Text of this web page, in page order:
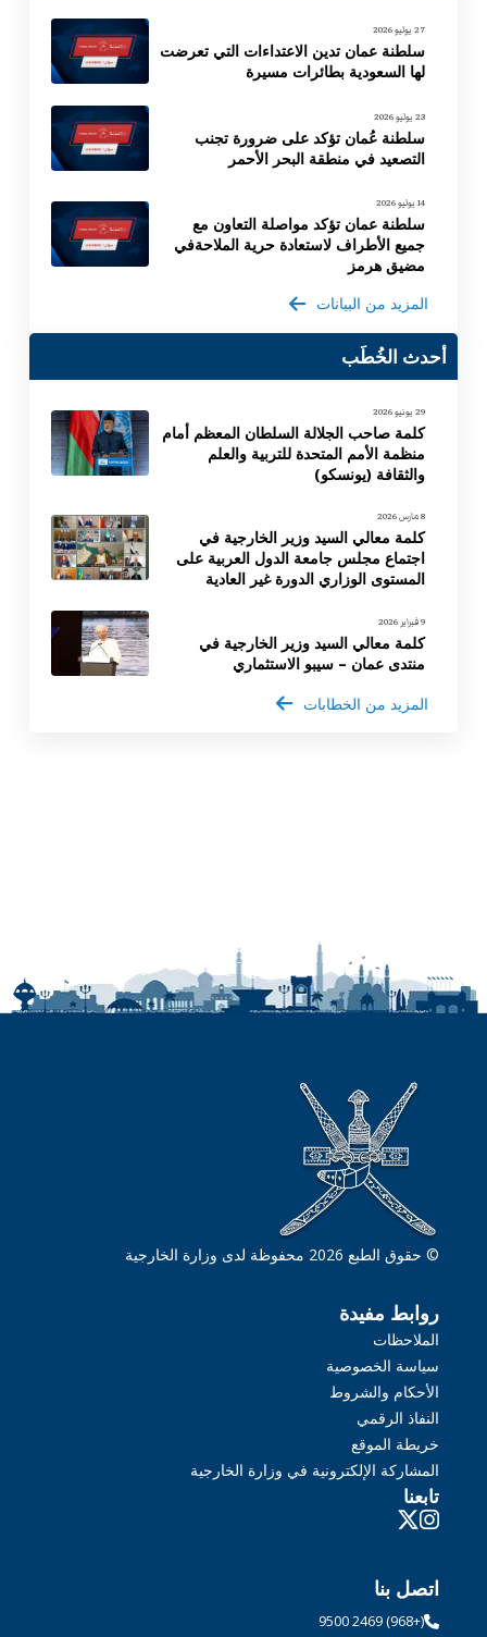
27 يوليو 2026
سلطنة عمان تدين الاعتداءات التي تعرضت
لها السعودية بطائرات مسيرة
23 يوليو 2026
سلطنة عُمان تؤكد على ضرورة تجنب
التصعيد في منطقة البحر الأحمر
14 يوليو 2026
سلطنة عمان تؤكد مواصلة التعاون مع
جميع الأطراف لاستعادة حرية الملاحةفي
مضيق هرمز
المزيد من البيانات
أحدث الخُطَب
29 يونيو 2026
كلمة صاحب الجلالة السلطان المعظم أمام
منظمة الأمم المتحدة للتربية والعلم
والثقافة (يونسكو)
8 مارس 2026
كلمة معالي السيد وزير الخارجية في
اجتماع مجلس جامعة الدول العربية على
المستوى الوزاري الدورة غير العادية
9 فبراير 2026
كلمة معالي السيد وزير الخارجية في
منتدى عمان – سيبو الاستثماري
المزيد من الخطابات
© حقوق الطبع 2026 محفوظة لدى وزارة الخارجية
روابط مفيدة
الملاحظات
سياسة الخصوصية
الأحكام والشروط
النفاذ الرقمي
خريطة الموقع
المشاركة الإلكترونية في وزارة الخارجية
تابعنا
اتصل بنا
(+968) 2469 9500